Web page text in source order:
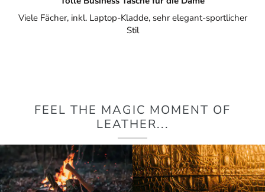
Viele Fächer, inkl. Laptop-Kladde, sehr elegant-sportlicher
Stil
FEEL THE MAGIC MOMENT OF
LEATHER...